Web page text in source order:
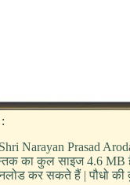
Narayan Prasad
का कुल साइज 4.6 MB
कर सकते हैं | पौधो की